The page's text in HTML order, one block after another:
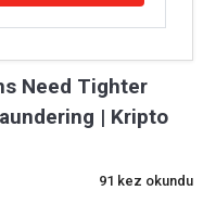
Need Tighter
| Kripto
91 kez okundu